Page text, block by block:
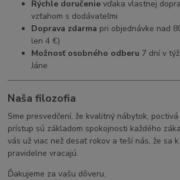
Rýchle doručenie vďaka vlastnej
vzťahom s dodávateľmi
Doprava zdarma pri objednávke nad
len 4 €)
Možnosť osobného odberu 7 dní v
Jáne
Naša filozofia
Sme presvedčení, že kvalitný nábytok,
prístup sú základom spokojnosti každého
vás už viac než desať rokov a teší nás, že sa
pravidelne vracajú.
Ďakujeme za vašu dôveru.